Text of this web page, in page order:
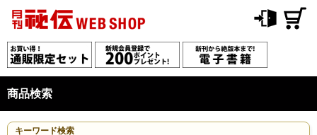
商品検索
キーワード検索